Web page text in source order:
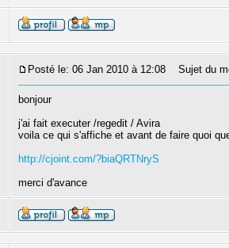
Posté le: 06 Jan 2010 à 12:08 Sujet du
bonjour
j'ai fait executer /regedit / Avira
voila ce qui s'affiche et avant de faire quoi
http://cjoint.com/?biaQRTNryS
merci d'avance